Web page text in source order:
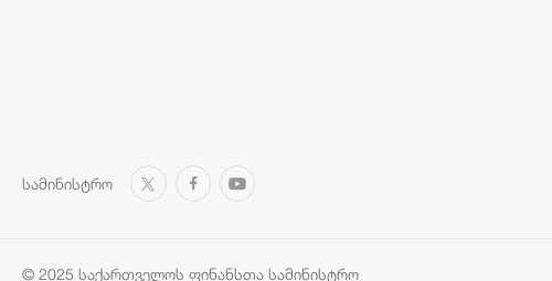
სამინისტრო
© 2025 საქართველოს ფინანსთა სამინისტრო